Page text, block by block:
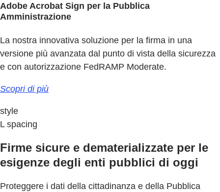
Adobe Acrobat Sign per la Pubblica
Amministrazione
La nostra innovativa soluzione per la firma in una
versione più avanzata dal punto di vista della sicurezza
e con autorizzazione FedRAMP Moderate.
Scopri di più
style
L spacing
Firme sicure e dematerializzate per le
esigenze degli enti pubblici di oggi
Proteggere i dati della cittadinanza e della Pubblica